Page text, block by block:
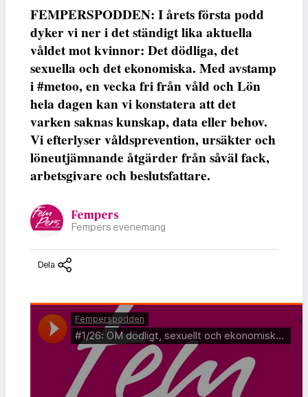
FEMPERSPODDEN: I årets första podd
dyker vi ner i det ständigt lika aktuella
våldet mot kvinnor: Det dödliga, det
sexuella och det ekonomiska. Med avstamp
i #metoo, en vecka fri från våld och Lön
hela dagen kan vi konstatera att det
varken saknas kunskap, data eller behov.
Vi efterlyser våldsprevention, ursäkter och
löneutjämnande åtgärder från såväl fack,
arbetsgivare och beslutsfattare.
Fempers
Fempers evenemang
Dela